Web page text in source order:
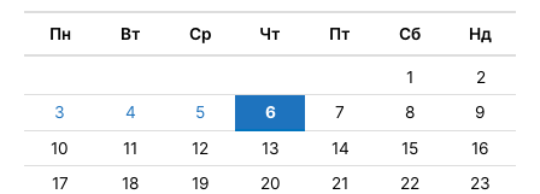
Пн Вт Ср Чт Пт Сб Нд
1
2
3
4 5 6 7 8
9
10
11 12 13 14 15
16
17
18 19 20 21 22
23